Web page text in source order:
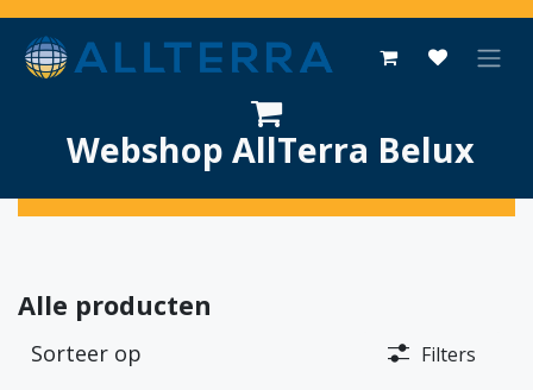
Overslaan naar inhoud
Webshop AllTerra Belux
Alle producten
Sorteer op Filters